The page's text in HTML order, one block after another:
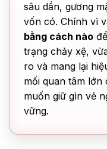
sâu dần, gương
vốn có. Chính vì
bằng cách nào
trạng chảy xệ,
ro và mang lại
mối quan tâm lớn
muốn giữ gìn vẻ
vững.